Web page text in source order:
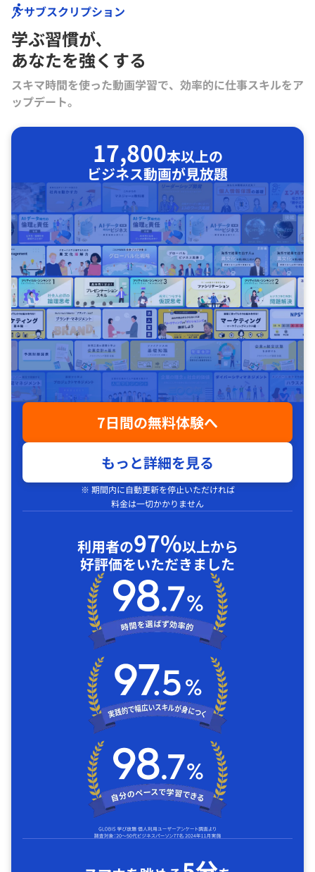
サブスクリプション
学ぶ習慣が､
あなたを強くする
スキマ時間を使った動画学習で、効率的に仕事スキルをア
ップデート。
17,800本以上の
ビジネス動画が見放題
7日間の無料体験へ
もっと詳細を見る
※ 期間内に自動更新を停止いただければ
料金は一切かかりません
利用者の97%以上から
好評価をいただきました